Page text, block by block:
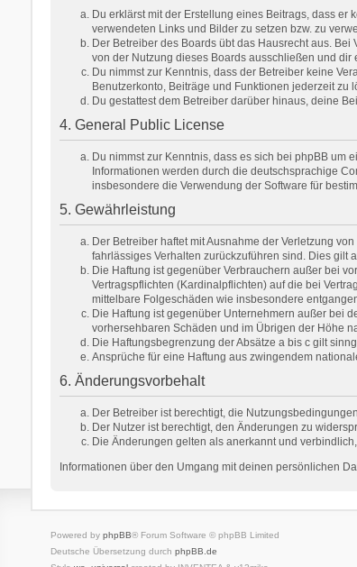
Du erklärst mit der Erstellung eines Beitrags, dass
verwendeten Links und Bilder zu setzen bzw. zu
Der Betreiber des Boards übt das Hausrecht aus.
von der Nutzung dieses Boards ausschließen und dir
Du nimmst zur Kenntnis, dass der Betreiber keine
Benutzerkonto, Beiträge und Funktionen jederzeit zu
Du gestattest dem Betreiber darüber hinaus, deine
4. General Public License
Du nimmst zur Kenntnis, dass es sich bei phpBB um
Informationen werden durch die deutschsprachige
insbesondere die Verwendung der Software für
5. Gewährleistung
Der Betreiber haftet mit Ausnahme der Verletzung
fahrlässiges Verhalten zurückzuführen sind. Dies gilt
Die Haftung ist gegenüber Verbrauchern außer bei
Vertragspflichten (Kardinalpflichten) auf die bei
mittelbare Folgeschäden wie insbesondere
Die Haftung ist gegenüber Unternehmern außer bei
vorhersehbaren Schäden und im Übrigen der Höhe
Die Haftungsbegrenzung der Absätze a bis c gilt
Ansprüche für eine Haftung aus zwingendem
6. Änderungsvorbehalt
Der Betreiber ist berechtigt, die
Der Nutzer ist berechtigt, den Änderungen zu
Die Änderungen gelten als anerkannt und
Informationen über den Umgang mit deinen persönlichen
Powered by phpBB® Forum Software © phpBB Limited
Deutsche Übersetzung durch phpBB.de